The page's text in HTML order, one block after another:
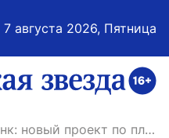
7 августа 2026, Пятница
на главную
проект по пластиковым карточкам